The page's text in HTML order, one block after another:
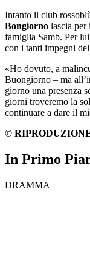
Intanto il club
Bongiorno lascia per
famiglia Samb. Per
con i tanti impegni
«Ho dovuto, a
Buongiorno – ma
giorno una presenza
giorni troveremo la
continuare a dare il
©
In Primo
DRAMMA